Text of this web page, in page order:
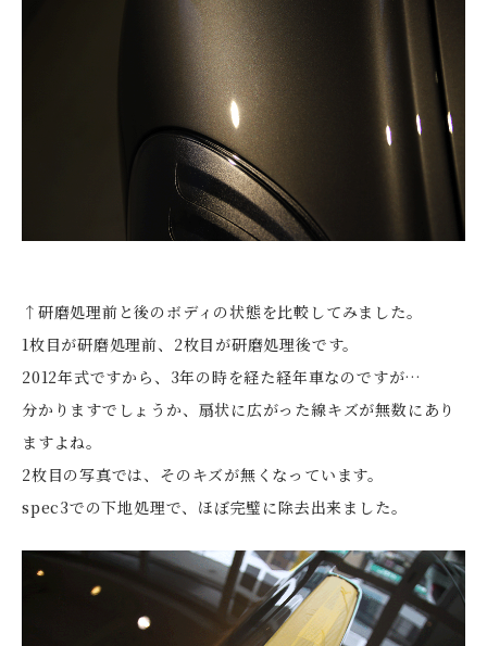
↑研磨処理前と後のボディの状態を比較してみました。
1枚目が研磨処理前、2枚目が研磨処理後です。
2012年式ですから、3年の時を経た経年車なのですが…
分かりますでしょうか、扇状に広がった線キズが無数にあり
ますよね。
2枚目の写真では、そのキズが無くなっています。
spec3での下地処理で、ほぼ完璧に除去出来ました。